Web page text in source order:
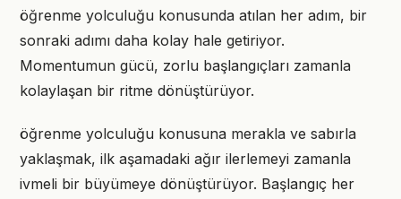
öğrenme yolculuğu konusunda atılan her adım, bir
sonraki adımı daha kolay hale getiriyor.
Momentumun gücü, zorlu başlangıçları zamanla
kolaylaşan bir ritme dönüştürüyor.
öğrenme yolculuğu konusuna merakla ve sabırla
yaklaşmak, ilk aşamadaki ağır ilerlemeyi zamanla
ivmeli bir büyümeye dönüştürüyor. Başlangıç her